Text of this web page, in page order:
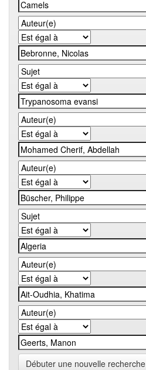
Débuter une nouvelle recherche